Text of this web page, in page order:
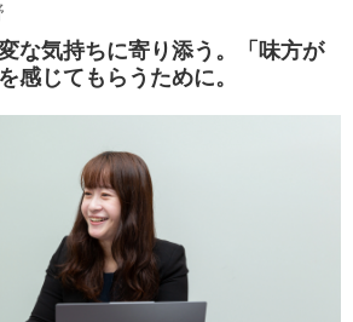
な気持ちに寄り添う。「味方が
感じてもらうために。